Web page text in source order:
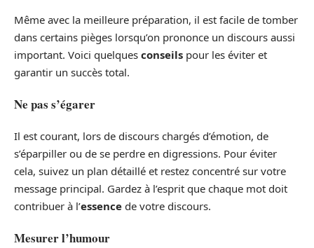
Même avec la meilleure préparation, il est facile de tomber
dans certains pièges lorsqu’on prononce un discours aussi
important. Voici quelques conseils pour les éviter et
garantir un succès total.
Ne pas s’égarer
Il est courant, lors de discours chargés d’émotion, de
s’éparpiller ou de se perdre en digressions. Pour éviter
cela, suivez un plan détaillé et restez concentré sur votre
message principal. Gardez à l’esprit que chaque mot doit
contribuer à l’essence de votre discours.
Mesurer l’humour